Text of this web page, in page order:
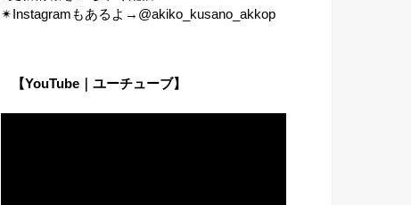
✴︎Instagramもあるよ→@akiko_kusano_akkop
【YouTube｜ユーチューブ】